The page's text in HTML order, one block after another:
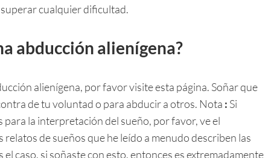
cualquier dificultad.
abducción alienígena?
alienígena, por favor visite esta página. Soñar que
de tu voluntad o para abducir a otros. Nota : Si
la interpretación del sueño, por favor, ve el
de sueños que he leído a menudo describen las
caso, si soñaste con esto, entonces es extremadamente